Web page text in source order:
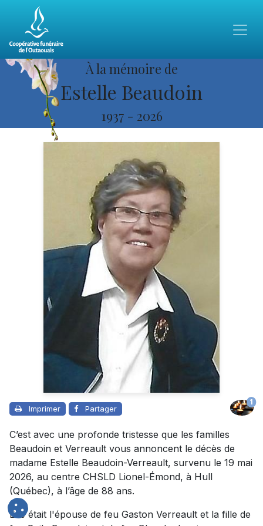
À la mémoire de
Estelle Beaudoin
1937 - 2026
Imprimer Partager
1
C’est avec une profonde tristesse que les familles
Beaudoin et Verreault vous annoncent le décès de
madame Estelle Beaudoin-Verreault, survenu le 19 mai
2026, au centre CHSLD Lionel-Émond, à Hull
(Québec), à l’âge de 88 ans.
Elle était l'épouse de feu Gaston Verreault et la fille de